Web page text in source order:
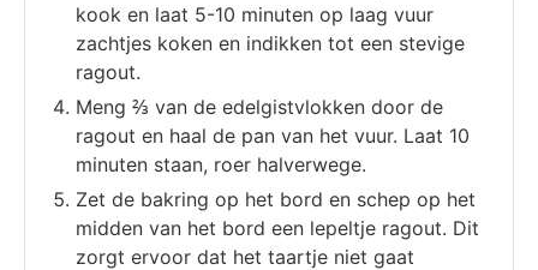
kook en laat 5-10 minuten op laag vuur
zachtjes koken en indikken tot een stevige
ragout.
Meng ⅔ van de edelgistvlokken door de
ragout en haal de pan van het vuur. Laat 10
minuten staan, roer halverwege.
Zet de bakring op het bord en schep op het
midden van het bord een lepeltje ragout. Dit
zorgt ervoor dat het taartje niet gaat